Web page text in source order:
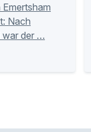
Nach
war der …